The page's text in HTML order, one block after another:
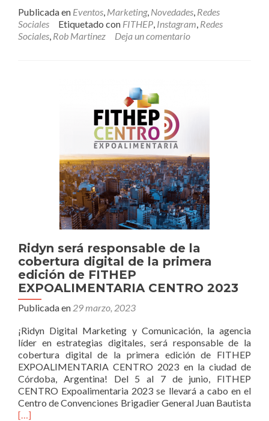
Publicada en Eventos, Marketing, Novedades, Redes
Sociales
Etiquetado con FITHEP, Instagram, Redes
Sociales, Rob Martinez Deja un comentario
Ridyn será responsable de la
cobertura digital de la primera
edición de FITHEP
EXPOALIMENTARIA CENTRO 2023
Publicada en 29 marzo, 2023
¡Ridyn Digital Marketing y Comunicación, la agencia
líder en estrategias digitales, será responsable de la
cobertura digital de la primera edición de FITHEP
EXPOALIMENTARIA CENTRO 2023 en la ciudad de
Córdoba, Argentina! Del 5 al 7 de junio, FITHEP
CENTRO Expoalimentaria 2023 se llevará a cabo en el
Centro de Convenciones Brigadier General Juan Bautista
Leer
[…]